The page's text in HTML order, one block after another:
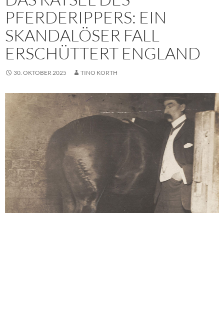
PFERDERIPPERS: EIN
SKANDALÖSER FALL
ERSCHÜTTERT ENGLAND
30. OKTOBER 2025 TINO KORTH